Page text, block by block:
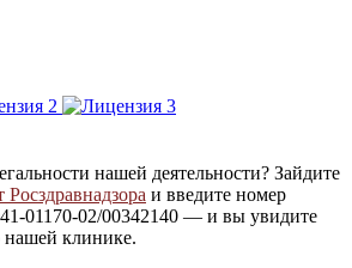
нашей деятельности? Зайдите
и введите номер
01170-02/00342140 — и вы увидите
нашей клинике.